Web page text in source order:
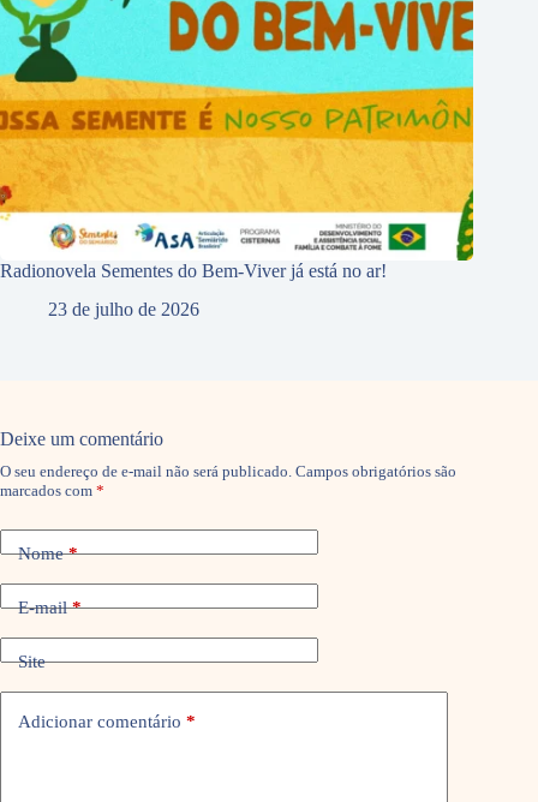
Radionovela Sementes do Bem-Viver já está no ar!
23 de julho de 2026
Deixe um comentário
O seu endereço de e-mail não será publicado. Campos obrigatórios são
marcados com *
Nome*
E-mail*
Site
Adicionar comentário *